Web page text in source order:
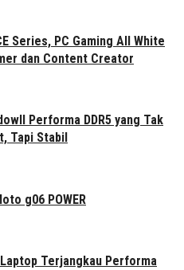
Series, PC Gaming All White
dan Content Creator
Performa DDR5 yang Tak
Tapi Stabil
g06 POWER
Laptop Terjangkau Performa